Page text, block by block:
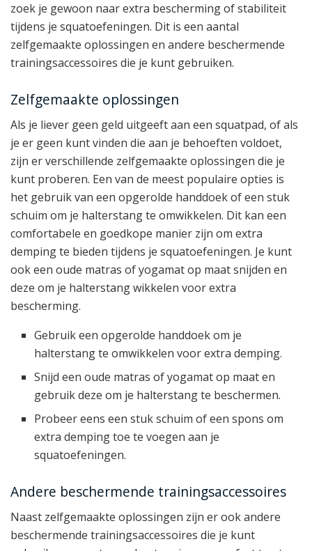
zoek je gewoon naar extra bescherming of stabiliteit
tijdens je squatoefeningen. Dit is een aantal
zelfgemaakte oplossingen en andere beschermende
trainingsaccessoires die je kunt gebruiken.
Zelfgemaakte oplossingen
Als je liever geen geld uitgeeft aan een squatpad, of als
je er geen kunt vinden die aan je behoeften voldoet,
zijn er verschillende zelfgemaakte oplossingen die je
kunt proberen. Een van de meest populaire opties is
het gebruik van een opgerolde handdoek of een stuk
schuim om je halterstang te omwikkelen. Dit kan een
comfortabele en goedkope manier zijn om extra
demping te bieden tijdens je squatoefeningen. Je kunt
ook een oude matras of yogamat op maat snijden en
deze om je halterstang wikkelen voor extra
bescherming.
Gebruik een opgerolde handdoek om je
halterstang te omwikkelen voor extra demping.
Snijd een oude matras of yogamat op maat en
gebruik deze om je halterstang te beschermen.
Probeer eens een stuk schuim of een spons om
extra demping toe te voegen aan je
squatoefeningen.
Andere beschermende trainingsaccessoires
Naast zelfgemaakte oplossingen zijn er ook andere
beschermende trainingsaccessoires die je kunt